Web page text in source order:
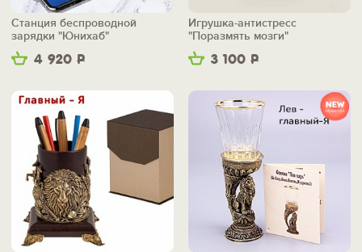
4 920 Р
Станция беспроводной
зарядки "Юнихаб"
3 100 Р
Игрушка-антистресс
"Поразмять мозги"